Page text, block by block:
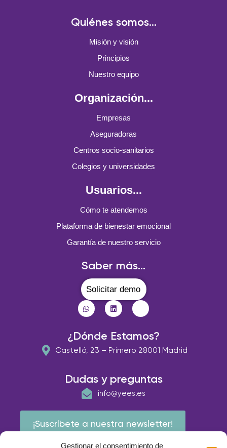
Gestionar el consentimiento de
Quiénes somos...
Misión y visión
Principios
Nuestro equipo
Organización...
Empresas
Aseguradoras
Centros socio-sanitarios
Colegios y universidades
Usuarios...
Cómo te atendemos
Plataforma de bienestar emocional
Garantía de nuestro servicio
Saber más...
Solicitar demo
¿Dónde Estamos?
Castelló, 23 – Primero 28001 Madrid
Dudas y preguntas
info@yees.es
¡Suscríbete a nuestra newsletter!